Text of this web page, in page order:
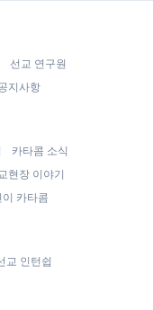
선교 연구원
지사항
카타콤 소식
현장 이야기
이 카타콤
교 인턴쉽